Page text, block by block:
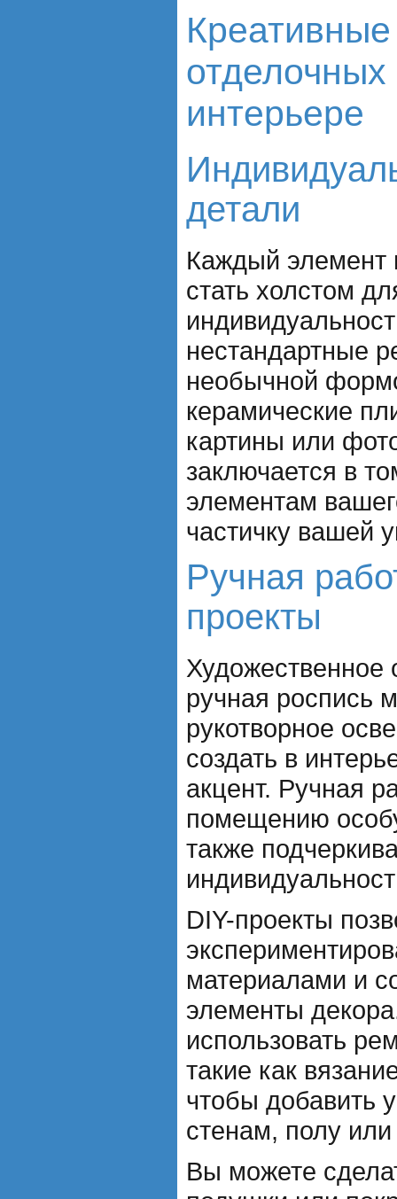
отделочных
интерьере
детали
Каждый элемент
стать холстом
нестандартные
необычной
керамические
картины или
заключается в
элементам
частичку вашей
Ручная
проекты
ручная роспись
рукотворное
создать в
акцент. Ручная
помещению
также
DIY-проекты
материалами и
элементы
использовать
такие как
чтобы добавить
стенам, полу
Вы можете